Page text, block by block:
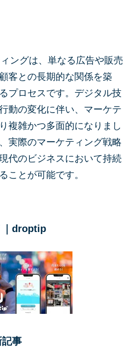
ングは、単なる広告や販売
客との長期的な関係を築
プロセスです。デジタル技
動の変化に伴い、マーケテ
複雑かつ多面的になりまし
実際のマーケティング戦略
代のビジネスにおいて持続
ことが可能です。
｜droptip
事